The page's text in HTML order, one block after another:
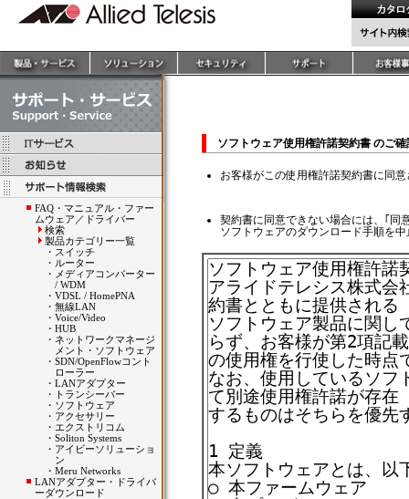
FAQ・マニュアル・ファー
ムウェア／ドライバー
検索
製品カテゴリー一覧
・ スイッチ
・ ルーター
・ メディアコンバーター
/ WDM
・ VDSL / HomePNA
・ 無線LAN
・ Voice/Video
・ HUB
・ ネットワークマネージ
メント・ソフトウェア
・ SDN/OpenFlowコント
ローラー
・ LANアダプター
・
トランシーバー
・ ソフトウェア
・ アクセサリー
・ エクストリコム
・ Soliton Systems
・ アイビーソリューショ
ン
・ Meru Networks
LANアダプター・ドライバ
ーダウンロード
ソフトウェア使用権許諾契約書 の
お客様がこの使用権許諾契約書に同
契約書に同意できない場合には、｢同
ソフトウェアのダウンロード手順を